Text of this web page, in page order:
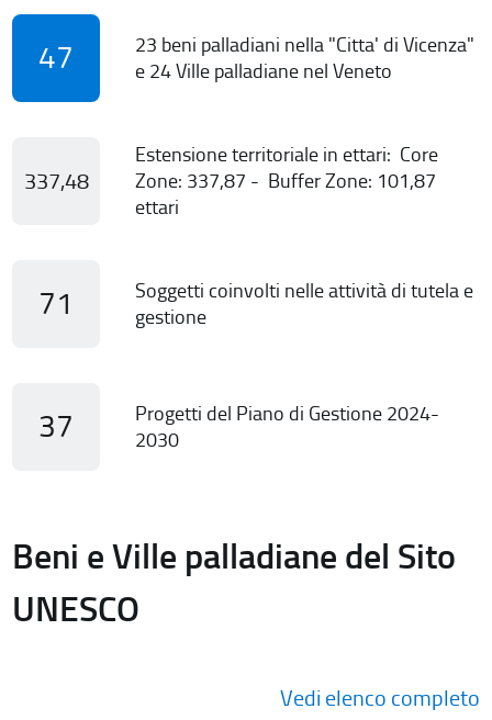
47
23 beni palladiani nella "Citta' di Vicenza"
e 24 Ville palladiane nel Veneto
337,48
Estensione territoriale in ettari: Core
Zone: 337,87 - Buffer Zone: 101,87
ettari
71
Soggetti coinvolti nelle attività di tutela e
gestione
37
Progetti del Piano di Gestione 2024-
2030
Beni e Ville palladiane del Sito
UNESCO
Vedi elenco completo